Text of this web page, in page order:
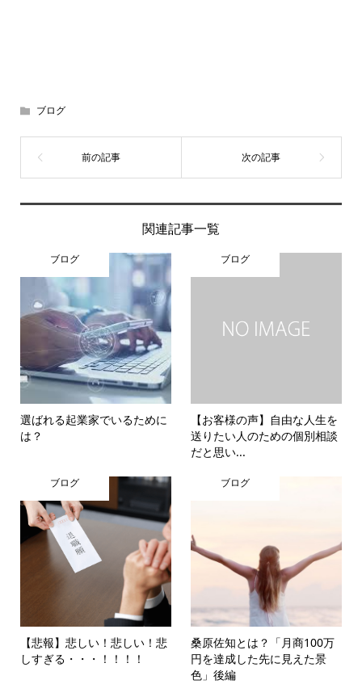
ブログ
関連記事一覧
ブログ
選ばれる起業家でいるために
は？
ブログ
【お客様の声】自由な人生を
送りたい人のための個別相談
だと思い...
ブログ
【悲報】悲しい！悲しい！悲
しすぎる・・・！！！！
ブログ
桑原佐知とは？「月商100万
円を達成した先に見えた景
色」後編